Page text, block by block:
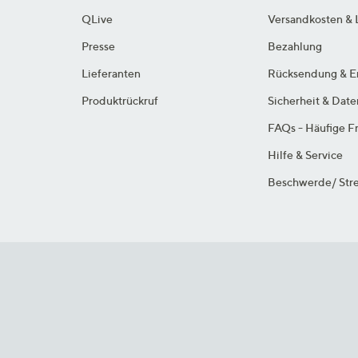
QLive
Presse
Lieferanten
Produktrückruf
Versandkosten &
Bezahlung
Rücksendung &
Sicherheit &
FAQs - Häufige
Hilfe & Service
Beschwerde/